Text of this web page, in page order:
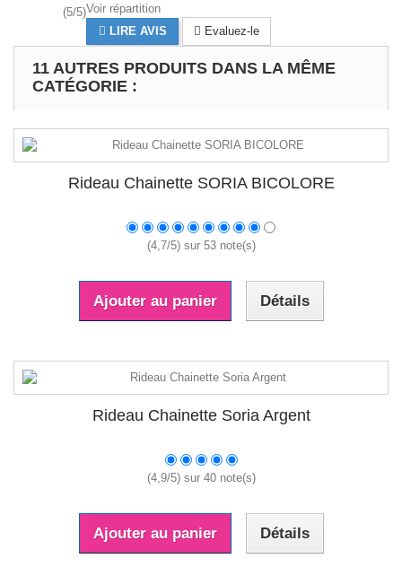
(5/5)Voir répartition
LIRE AVIS
Evaluez-le
11 AUTRES PRODUITS DANS LA MÊME
CATÉGORIE :
Rideau Chainette SORIA BICOLORE
(4,7/5) sur 53note(s)
Ajouter au panier Détails
Rideau Chainette Soria Argent
(4,9/5) sur 40note(s)
Ajouter au panier Détails